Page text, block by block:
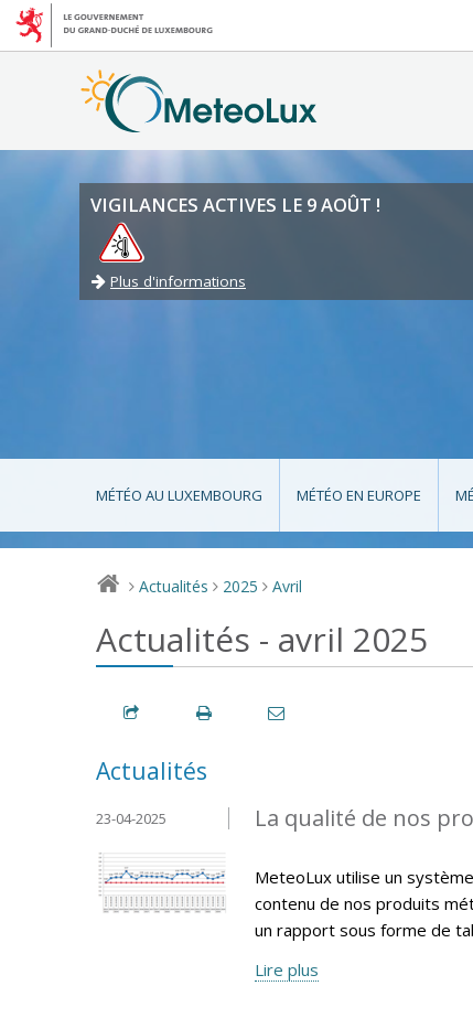
VIGILANCES ACTIVES LE 9 AOÛT !
Plus d'informations
MÉTÉO AU LUXEMBOURG MÉTÉO EN EUROPE
> Actualités > 2025 > Avril
Actualités - avril 2025
Actualités
La qualité de nos
23-04-2025
MeteoLux utilise un
contenu de nos produits
un rapport sous forme de
Lire plus